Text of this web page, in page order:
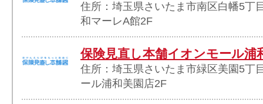
住所：埼玉県さいたま市南区白幡5丁
和マーレA館2F
保険見直し本舗イオンモール浦
住所：埼玉県さいたま市緑区美園5丁
ール浦和美園店2F